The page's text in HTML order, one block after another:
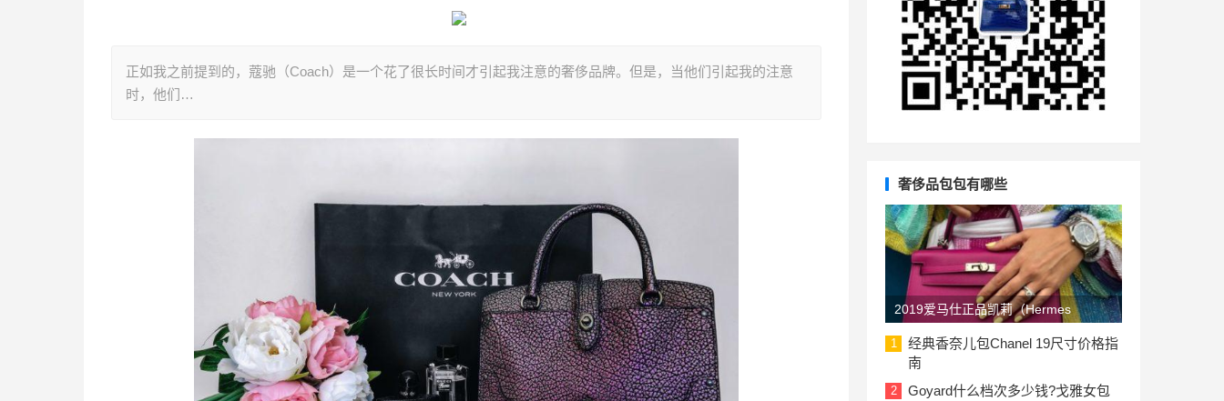
正如我之前提到的，蔻驰（Coach）是一个花了很长时间才引起我注意的奢侈品牌。但是，当他们引起我的注意
时，他们…
奢侈品包包有哪些
2019爱马仕正品凯莉（Hermes
Kelly）包包价格一览表：美国与欧洲
1
经典香奈儿包Chanel 19尺寸价格指
南
2
Goyard什么档次多少钱?戈雅女包